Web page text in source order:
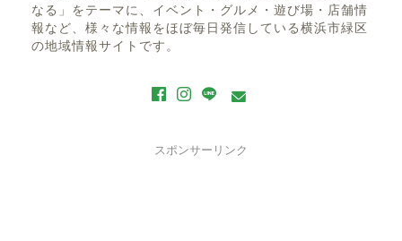
なる」をテーマに、イベント・グルメ・遊び場・店舗情
報など、様々な情報をほぼ毎日発信している横浜市緑区
の地域情報サイトです。
スポンサーリンク